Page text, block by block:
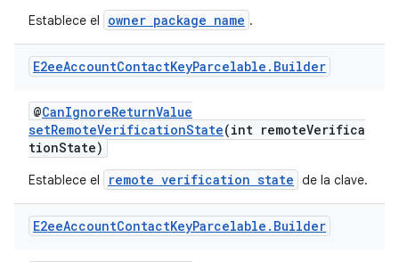
Establece el owner package name .
E2eeAccountContactKeyParcelable . Builder
@CanIgnoreReturnValue
setRemoteVerificationState(int remoteVerifica
tionState)
Establece el remote verification state de la clave.
E2eeAccountContactKeyParcelable . Builder